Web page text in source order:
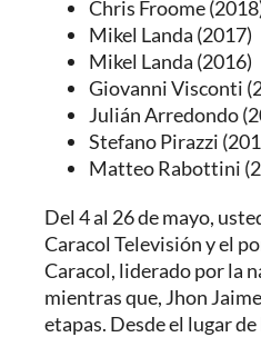
Chris Froome
Mikel Landa (2017)
Mikel Landa (2016)
Giovanni Visconti
Julián Arredondo
Stefano Pirazzi
Matteo Rabottini
Del 4 al 26 de mayo,
Caracol Televisión y el
Caracol, liderado por la
mientras que, Jhon
etapas. Desde el lugar